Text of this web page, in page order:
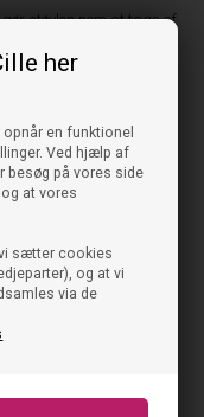
her
en funktionel
Ved hjælp af
besøg på vores side
at vores
sætter cookies
og at vi
via de
støvlen nem at tage af
på både våde og
som hver især er
brug for ekstra varme,
brug, findes der en